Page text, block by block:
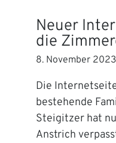
Neuer
die
8. November 2023
Die
bestehende
Steigitzer hat
Anstrich